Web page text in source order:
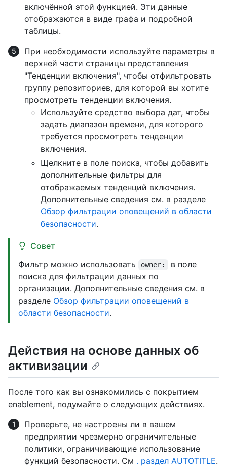
включённой этой функцией. Эти данные
отображаются в виде графа и подробной
таблицы.
При необходимости используйте параметры в
верхней части страницы представления
"Тенденции включения", чтобы отфильтровать
группу репозиториев, для которой вы хотите
просмотреть тенденции включения.
Используйте средство выбора дат, чтобы
задать диапазон времени, для которого
требуется просмотреть тенденции
включения.
Щелкните в поле поиска, чтобы добавить
дополнительные фильтры для
отображаемых тенденций включения.
Дополнительные сведения см. в разделе
Обзор фильтрации оповещений в области
безопасности.
Совет
Фильтр можно использовать
owner:
в поле
поиска для фильтрации данных по
организации. Дополнительные сведения см. в
разделе Обзор фильтрации оповещений в
области безопасности.
Действия на основе данных об
активизации
После того как вы ознакомились с покрытием
enablement, подумайте о следующих действиях.
Проверьте, не настроены ли в вашем
предприятии чрезмерно ограничительные
политики, ограничивающие использование
функций безопасности. См . раздел AUTOTITLE.